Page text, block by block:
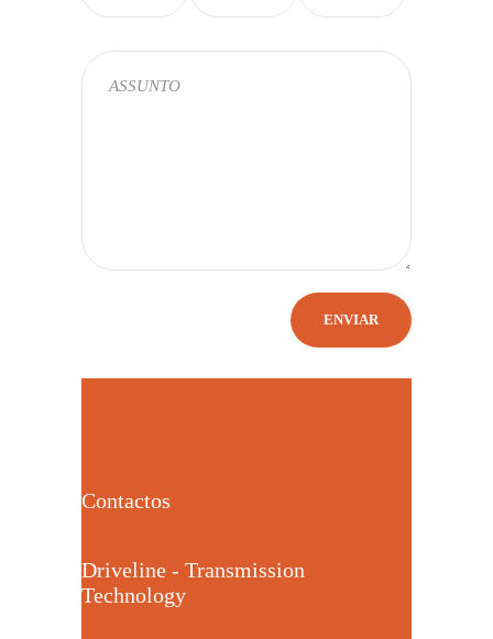
Contactos
Driveline - Transmission
Technology